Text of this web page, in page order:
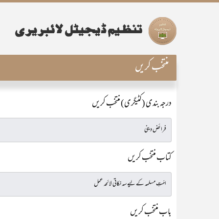
منتخب کریں
درجہ بندی (کٹیگری) منتخب کریں
کتاب منتخب کریں
باب منتخب کریں